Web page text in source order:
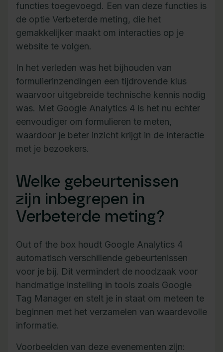
functies toegevoegd. Een van deze functies is
de optie Verbeterde meting, die het
gemakkelijker maakt om interacties op je
website te volgen.
In het verleden was het bijhouden van
formulierinzendingen een tijdrovende klus
waarvoor uitgebreide technische kennis nodig
was. Met Google Analytics 4 is het nu echter
eenvoudiger om formulieren te meten,
waardoor je beter inzicht krijgt in de interactie
met je bezoekers.
Welke gebeurtenissen
zijn inbegrepen in
Verbeterde meting?
Out of the box houdt Google Analytics 4
automatisch verschillende gebeurtenissen
voor je bij. Dit vermindert de noodzaak voor
handmatige instelling in tools zoals Google
Tag Manager en stelt je in staat om meteen te
beginnen met het verzamelen van waardevolle
informatie.
Voorbeelden van deze evenementen zijn: